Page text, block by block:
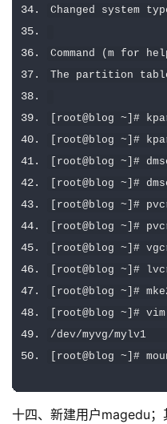
Changed system
Command ( m for
The partition
root@blog ~]#
root@blog ~]#
root@blog ~]#
root@blog ~]#
root@blog ~]#
root@blog ~]#
root@blog ~]#
root@blog ~]#
root@blog ~]#
root@blog ~]# vim
/ dev/myvg/
root@blog ~]#
十四、新建用户magedu